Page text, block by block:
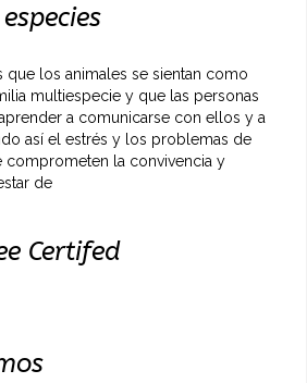
que los animales se sientan como
multiespecie y que las personas
a comunicarse con ellos y a
así el estrés y los problemas de
la convivencia y
de
Certifed